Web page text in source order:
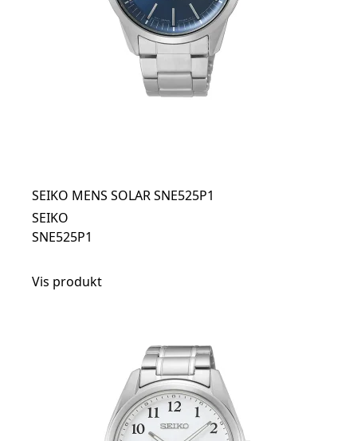
SEIKO MENS SOLAR SNE525P1
SEIKO
SNE525P1
Vis produkt